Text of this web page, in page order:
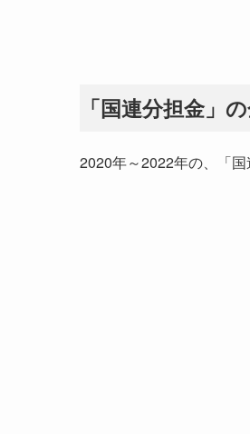
「国連分担金」
2020年～2022年の、「